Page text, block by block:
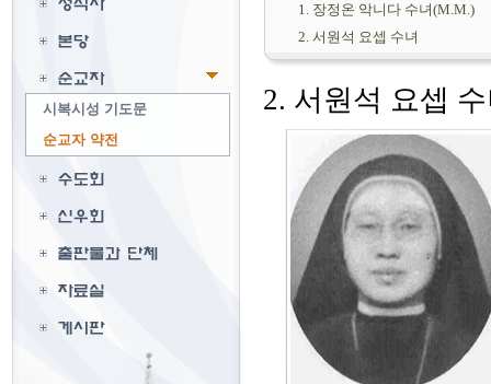
시복시성 기도문
순교자 약전
1. 장정온 악니다 수녀(M.M.)
2. 서원석 요셉 수녀
2. 서원석 요셉